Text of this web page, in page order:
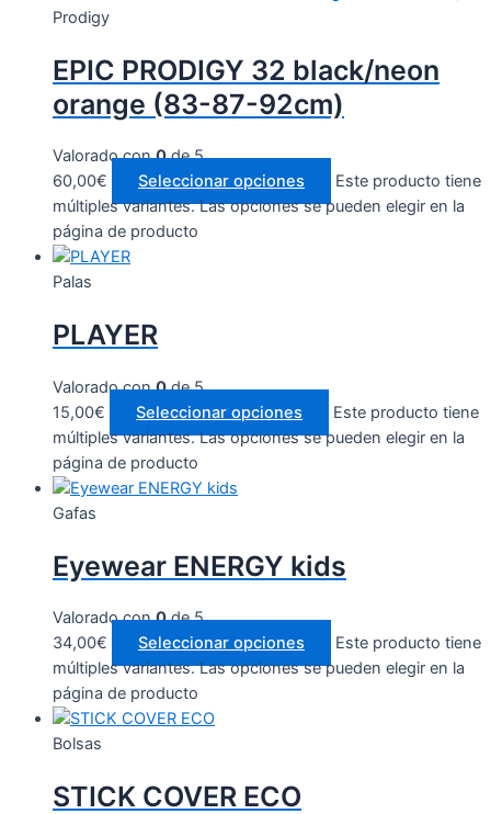
Prodigy
EPIC PRODIGY 32 black/neon
orange (83-87-92cm)
Valorado con0de 5
60,00€ Seleccionar opciones
Este producto tiene
múltiples variantes. Las opciones se pueden elegir en la
página de producto
Palas
PLAYER
Valorado con0de 5
15,00€ Seleccionar opciones
Este producto tiene
múltiples variantes. Las opciones se pueden elegir en la
página de producto
Gafas
Eyewear ENERGY kids
Valorado con0de 5
34,00€ Seleccionar opciones
Este producto tiene
múltiples variantes. Las opciones se pueden elegir en la
página de producto
Bolsas
STICK COVER ECO